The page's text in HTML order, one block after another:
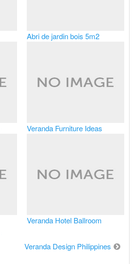
Abri de jardin bois 5m2
Veranda Furniture Ideas
Veranda Hotel Ballroom
Veranda Design Philippines